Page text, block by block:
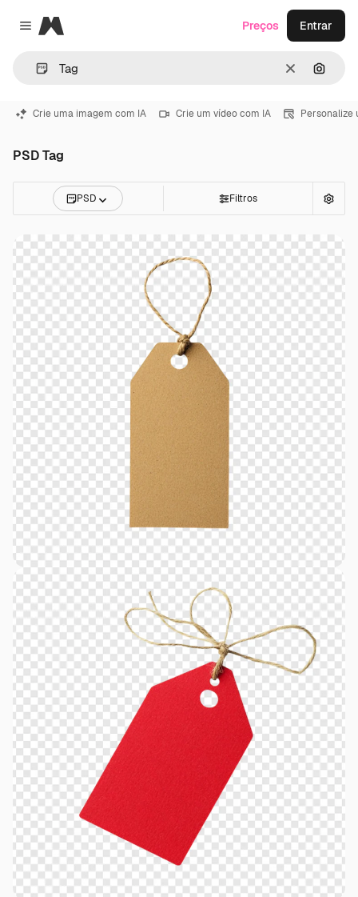
Close menu
Magnific
Limpar
Preços Entrar
Crie uma imagem com IA Crie um vídeo com IA Personalize
PSD Tag
PSD Filtros